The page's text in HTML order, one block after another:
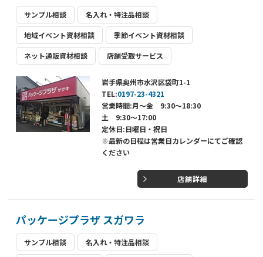
サンプル相談 名入れ・特注品相談
地域イベント資材相談 季節イベント資材相談
ネット通販資材相談 店舗受取サービス
岩手県奥州市水沢区袋町1-1
TEL:0197-23-4321
営業時間:月～金 9:30～18:30
土 9:30～17:00
定休日:日曜日・祝日
※最新の日程は営業日カレンダーにてご確認
ください
店舗詳細
パッケージプラザ スガワラ
サンプル相談 名入れ・特注品相談